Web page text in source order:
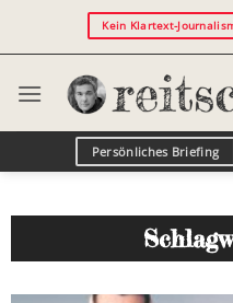
Kein Klartext-
Persönliches Briefing